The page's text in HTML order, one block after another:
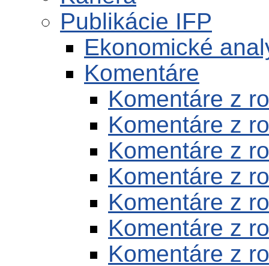
Publikácie IFP
Ekonomické
Komentáre
Komentáre z
Komentáre z
Komentáre z
Komentáre z
Komentáre z
Komentáre z
Komentáre z